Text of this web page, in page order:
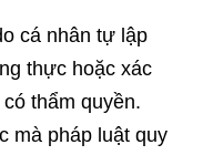
cá nhân tự lập
thực hoặc xác
thẩm quyền.
mà pháp luật quy